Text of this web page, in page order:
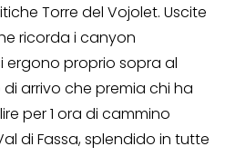
Torre del Vojolet. Uscite
ricorda i canyon
ergono proprio sopra al
di arrivo che premia chi ha
per 1 ora di cammino
di Fassa, splendido in tutte